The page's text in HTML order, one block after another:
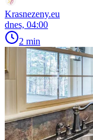
Krasnezeny.eu
dnes, 04:00
2 min